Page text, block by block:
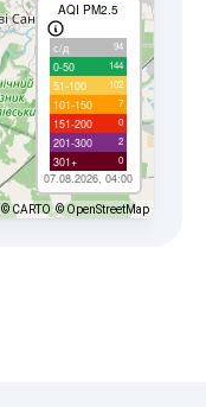
AQI PM2.5
с/д 94
0-50 144
51-100 102
101-150 7
151-200 0
201-300 2
301+ 0
07.08.2026, 04:00
© CARTO © OpenStreetMap